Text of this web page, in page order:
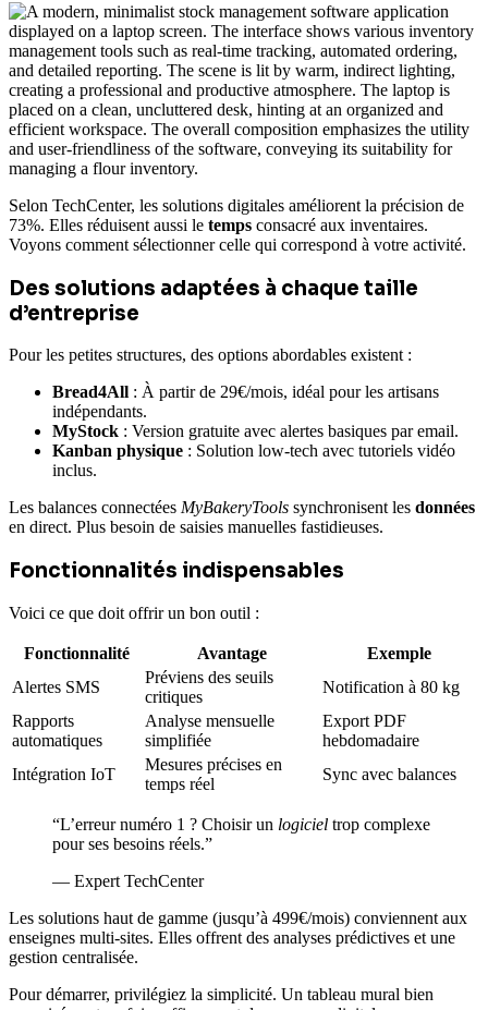
Selon TechCenter, les solutions digitales améliorent la précision de
73%. Elles réduisent aussi le temps consacré aux inventaires.
Voyons comment sélectionner celle qui correspond à votre activité.
Des solutions adaptées à chaque taille
d’entreprise
Pour les petites structures, des options abordables existent :
Bread4All : À partir de 29€/mois, idéal pour les artisans
indépendants.
MyStock : Version gratuite avec alertes basiques par email.
Kanban physique : Solution low-tech avec tutoriels vidéo
inclus.
Les balances connectées MyBakeryTools synchronisent les données
en direct. Plus besoin de saisies manuelles fastidieuses.
Fonctionnalités indispensables
Voici ce que doit offrir un bon outil :
Fonctionnalité Avantage
Exemple
Alertes SMS
Préviens des seuils
critiques
Notification à 80 kg
Rapports
automatiques
Analyse mensuelle
simplifiée
Export PDF
hebdomadaire
Intégration IoT
Mesures précises en
temps réel
Sync avec balances
“L’erreur numéro 1 ? Choisir un logiciel trop complexe
pour ses besoins réels.”
— Expert TechCenter
Les solutions haut de gamme (jusqu’à 499€/mois) conviennent aux
enseignes multi-sites. Elles offrent des analyses prédictives et une
gestion centralisée.
Pour démarrer, privilégiez la simplicité. Un tableau mural bien